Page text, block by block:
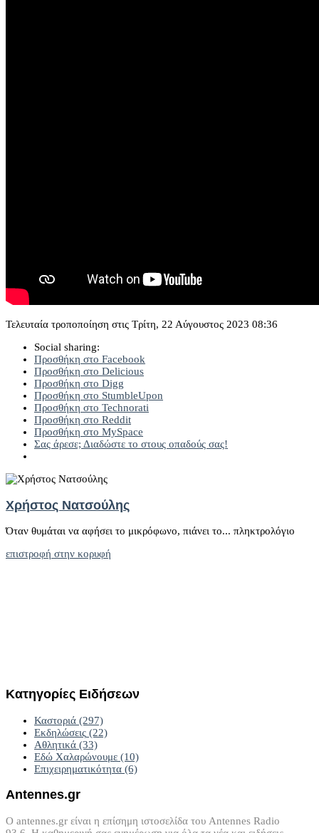
Τελευταία τροποποίηση στις Τρίτη, 22 Αύγουστος 2023 08:36
Social sharing:
Προσθήκη στο Facebook
Προσθήκη στο Delicious
Προσθήκη στο Digg
Προσθήκη στο StumbleUpon
Προσθήκη στο Technorati
Προσθήκη στο Reddit
Προσθήκη στο MySpace
Σας άρεσε; Διαδώστε το στους οπαδούς σας!
Χρήστος Νατσούλης
Όταν θυμάται να αφήσει το μικρόφωνο, πιάνει το... πληκτρολόγιο
επιστροφή στην κορυφή
Κατηγορίες Ειδήσεων
Καστοριά (297)
Εκδηλώσεις (22)
Αθλητικά (33)
Εδώ Χαλαρώνουμε (10)
Επιχειρηματικότητα (6)
Antennes.gr
Ο antennes.gr είναι η επίσημη ιστοσελίδα του Antennes Radio